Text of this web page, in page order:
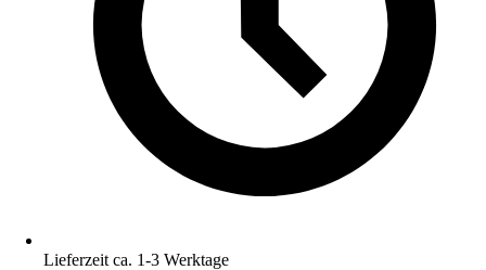
Lieferzeit ca. 1-3 Werktage